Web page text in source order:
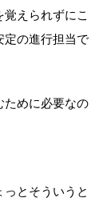
えられずにこ
定の進行担当で
ために必要なの
とそういうと